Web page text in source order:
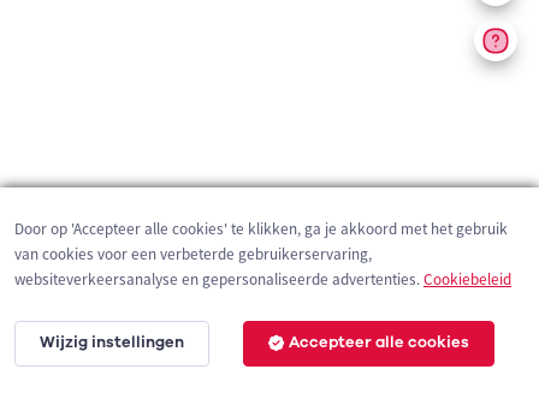
200 m
Door op 'Accepteer alle cookies' te klikken, ga je akkoord met het gebruik
van cookies voor een verbeterde gebruikerservaring,
websiteverkeersanalyse en gepersonaliseerde advertenties.Cookiebeleid
Wijzig instellingen Accepteer alle cookies